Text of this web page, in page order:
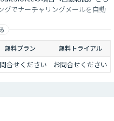
グでナーチャリングメールを自動
無料プラン 無料トライアル
合せください お問合せください